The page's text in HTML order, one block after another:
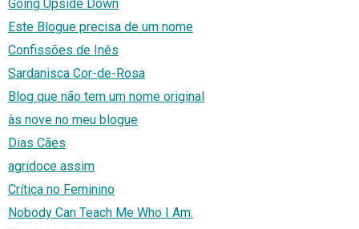
Going Upside Down
Este Blogue precisa de um nome
Confissões de Inês
Sardanisca Cor-de-Rosa
Blog que não tem um nome original
às nove no meu blogue
Dias Cães
agridoce assim
Crítica no Feminino
Nobody Can Teach Me Who I Am.